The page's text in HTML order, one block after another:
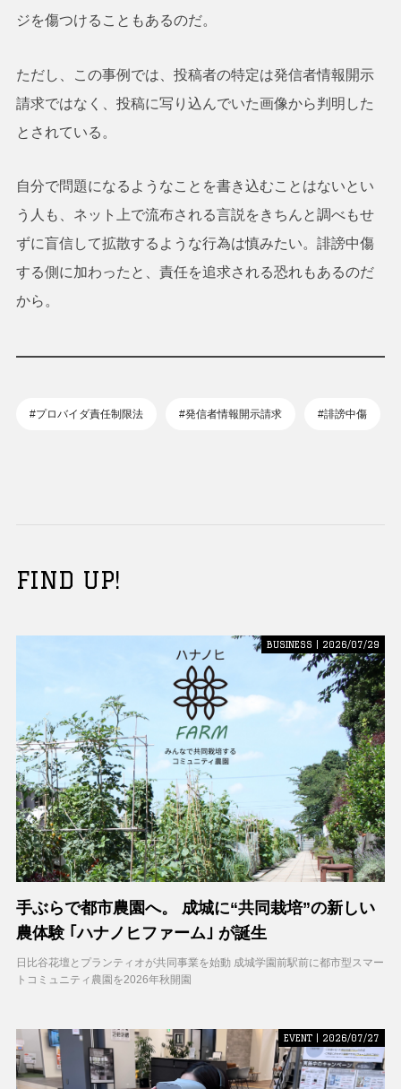
ジを傷つけることもあるのだ。
ただし、この事例では、投稿者の特定は発信者情報開示
請求ではなく、投稿に写り込んでいた画像から判明した
とされている。
自分で問題になるようなことを書き込むことはないとい
う人も、ネット上で流布される言説をきちんと調べもせ
ずに盲信して拡散するような行為は慎みたい。誹謗中傷
する側に加わったと、責任を追求される恐れもあるのだ
から。
#プロバイダ責任制限法 #発信者情報開示請求 #誹謗中傷
FIND UP!
BUSINESS | 2026/07/29
手ぶらで都市農園へ。 成城に“共同栽培”の新しい
農体験 ｢ハナノヒファーム｣ が誕生
日比谷花壇とプランティオが共同事業を始動 成城学園前駅前に都市型スマー
トコミュニティ農園を2026年秋開園
EVENT | 2026/07/27